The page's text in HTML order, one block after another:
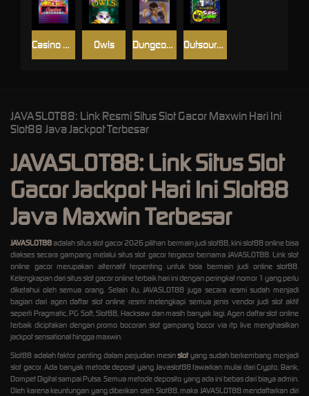
Casino Win Spin Dungeon Quest Outsourced: Slash Game
Owls
JAVASLOT88: Link Resmi Situs Slot Gacor Maxwin Hari Ini
Slot88 Java Jackpot Terbesar
JAVASLOT88: Link Situs Slot
Gacor Jackpot Hari Ini Slot88
Java Maxwin Terbesar
JAVASLOT88adalah situs slot gacor 2026 pilihan bermain judi slot88, kini slot88 online bisa
diakses secara gampang melalui situs slot gacor tergacor bernama JAVASLOT88. Link slot
online gacor merupakan alternatif terpenting untuk bisa bermain judi online slot88.
Kelengkapan dari situs slot gacor online terbaik hari ini dengan peringkat nomor 1 yang perlu
diketahui oleh semua orang. Selain itu, JAVASLOT88 juga secara resmi sudah menjadi
bagian dari agen daftar slot online resmi melengkapi semua jenis vendor judi slot aktif
seperti Pragmatic, PG Soft, Slot88, Hacksaw dan masih banyak lagi. Agen daftar slot online
terbaik diciptakan dengan promo bocoran slot gampang bocor via rtp live menghasilkan
jackpot sensational hingga maxwin.
Slot88 adalah faktor penting dalam perjudian mesinslotyang sudah berkembang menjadi
slot gacor. Ada banyak metode deposit yang Javaslot88 tawarkan mulai dari Crypto, Bank,
Dompet Digital sampai Pulsa. Semua metode deposito yang ada ini bebas dari biaya admin.
Oleh karena keuntungan yang diberikan oleh Slot88, maka JAVASLOT88 mendaftarkan diri